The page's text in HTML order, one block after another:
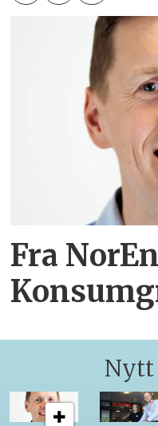
Fra
Nytt